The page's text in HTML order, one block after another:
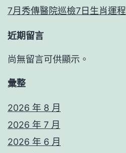
7月秀傳醫院巡檢7日生肖運程
近期留言
尚無留言可供顯示。
彙整
2026 年 8 月
2026 年 7 月
2026 年 6 月